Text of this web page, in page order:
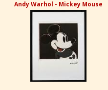
Andy Warhol - Mickey Mouse